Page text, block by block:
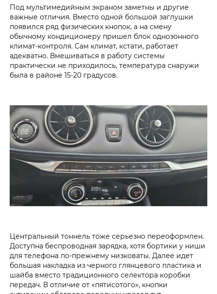
Под мультимедийным экраном заметны и другие
важные отличия. Вместо одной большой заглушки
появился ряд физических кнопок, а на смену
обычному кондиционеру пришел блок однозонного
климат-контроля. Сам климат, кстати, работает
адекватно. Вмешиваться в работу системы
практически не приходилось, температура снаружи
была в районе 15-20 градусов.
Центральный тоннель тоже серьезно переоформлен.
Доступна беспроводная зарядка, хотя бортики у ниши
для телефона по-прежнему низковаты. Далее идет
большая накладка из черного глянцевого пластика и
шайба вместо традиционного селектора коробки
передач. В отличие от «пятисотого», кнопки